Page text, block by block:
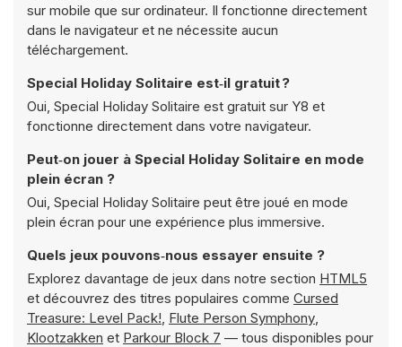
sur mobile que sur ordinateur. Il fonctionne directement
dans le navigateur et ne nécessite aucun
téléchargement.
Special Holiday Solitaire est‑il gratuit ?
Oui, Special Holiday Solitaire est gratuit sur Y8 et
fonctionne directement dans votre navigateur.
Peut‑on jouer à Special Holiday Solitaire en mode
plein écran ?
Oui, Special Holiday Solitaire peut être joué en mode
plein écran pour une expérience plus immersive.
Quels jeux pouvons‑nous essayer ensuite ?
Explorez davantage de jeux dans notre section HTML5
et découvrez des titres populaires comme Cursed
Treasure: Level Pack!, Flute Person Symphony,
Klootzakken et Parkour Block 7 — tous disponibles pour